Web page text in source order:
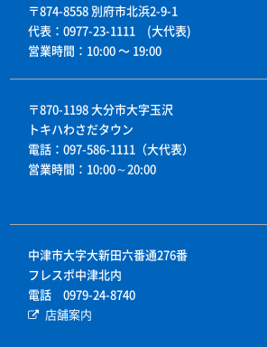
〒874-8558 別府市北浜2-9-1
代表：0977-23-1111 (大代表)
営業時間：10:00 〜 19:00
〒870-1198 大分市大字玉沢
トキハわさだタウン
電話：097-586-1111（大代表）
営業時間：10:00～20:00
中津市大字大新田六番通276番
フレスポ中津北内
電話 0979-24-8740
店舗案内